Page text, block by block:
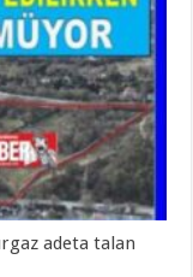
adeta talan